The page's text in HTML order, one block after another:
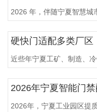
2026 年，伴随宁夏智慧城
硬快门适配多类厂区
近些年宁夏工矿、制造、
2026年宁夏智能门
2026年，宁夏工业园区提